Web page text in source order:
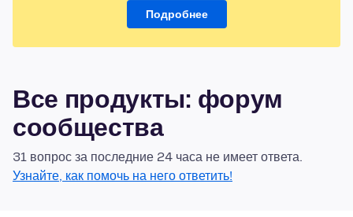
Подробнее
Все продукты: форум
сообщества
31 вопрос за последние 24 часа не имеет ответа.
Узнайте, как помочь на него ответить!